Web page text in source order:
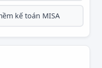
kế toán MISA